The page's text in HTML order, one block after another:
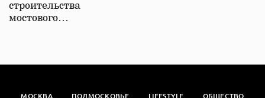
строительства
мостового…